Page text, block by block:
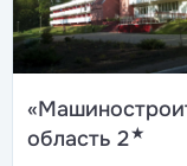
область 2★